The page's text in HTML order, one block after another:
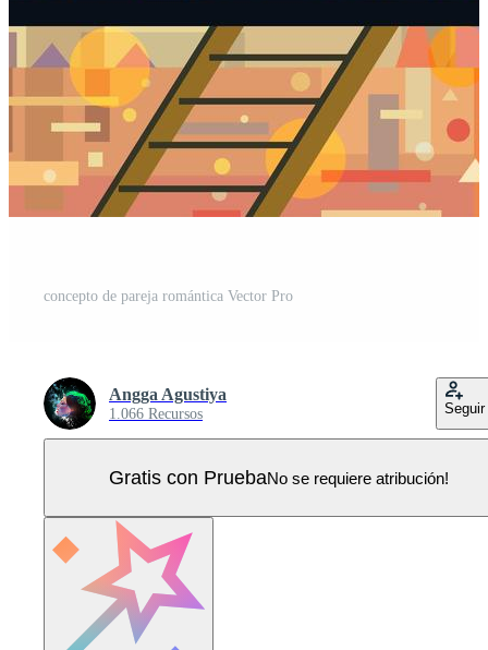
concepto de pareja romántica Vector Pro
Angga Agustiya
1.066 Recursos Seguir
Gratis con PruebaNo se requiere atribución!